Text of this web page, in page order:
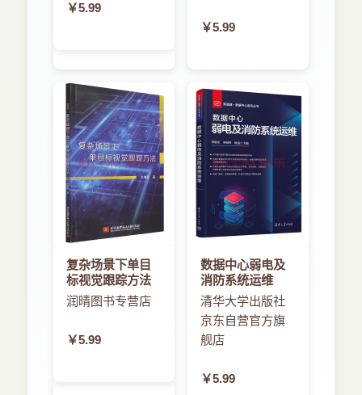
￥5.99
￥5.99
复杂场景下单目
标视觉跟踪方法
润晴图书专营店
￥5.99
数据中心弱电及
消防系统运维
清华大学出版社
京东自营官方旗
舰店
￥5.99